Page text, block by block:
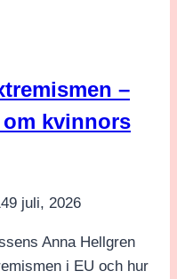
–
kvinnors
9 juli, 2026
Anna Hellgren
i EU och hur